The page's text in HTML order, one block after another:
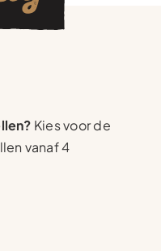
Kies voor de
vanaf 4